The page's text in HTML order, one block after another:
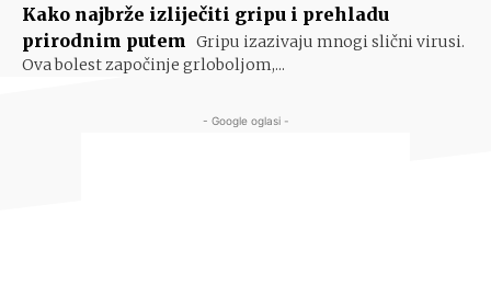
Kako najbrže izliječiti gripu i prehladu
prirodnim putem Gripu izazivaju mnogi slični virusi.
Ova bolest započinje grloboljom,...
- Google oglasi -